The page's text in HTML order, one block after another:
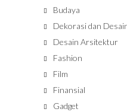
Budaya
Dekorasi dan
Desain Arsitektur
Fashion
Film
Finansial
Gadget